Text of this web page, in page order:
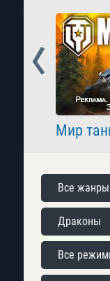
Мир
Prev
Все жанры
Драконы
Все